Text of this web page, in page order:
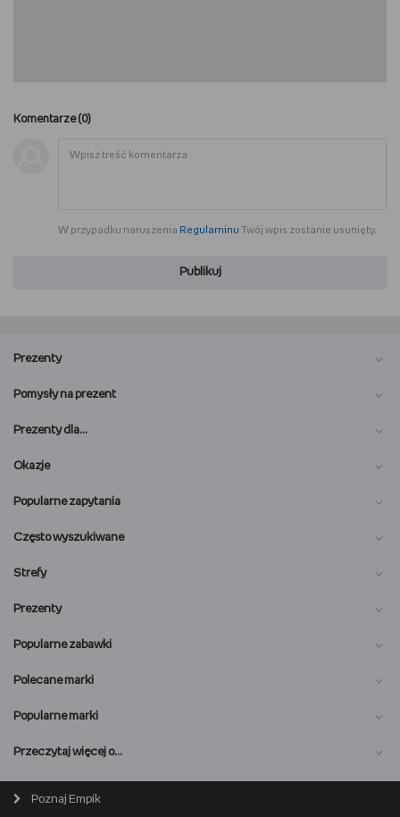
Komentarze (0)
W przypadku naruszenia Regulaminu Twój wpis zostanie usunięty.
Publikuj
Prezenty
Pomysły na prezent
Prezenty dla…
Okazje
Popularne zapytania
Często wyszukiwane
Strefy
Prezenty
Popularne zabawki
Polecane marki
Popularne marki
Przeczytaj więcej o…
Poznaj Empik
O nas
Biuro prasowe